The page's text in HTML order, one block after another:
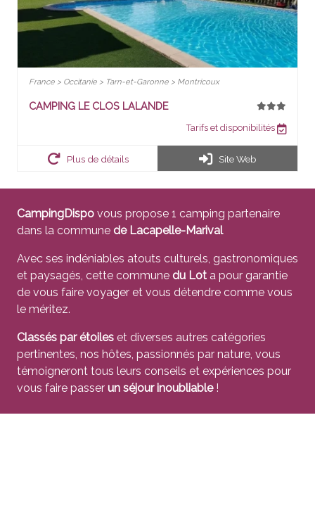
France > Occitanie > Tarn-et-Garonne > Montricoux
CAMPING LE CLOS LALANDE
Tarifs et disponibilités
Plus de détails Site Web
CampingDispo vous propose 1 camping partenaire
dans la commune de Lacapelle-Marival
Avec ses indéniables atouts culturels, gastronomiques
et paysagés, cette commune du Lot a pour garantie
de vous faire voyager et vous détendre comme vous
le méritez.
Classés par étoiles et diverses autres catégories
pertinentes, nos hôtes, passionnés par nature, vous
témoigneront tous leurs conseils et expériences pour
vous faire passer un séjour inoubliable!